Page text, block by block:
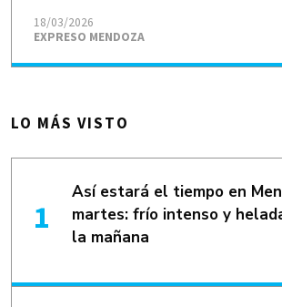
EXPRESO MENDOZA
18/03/2026
LO MÁS VISTO
Así estará el tiempo en
martes: frío intenso y
la mañana